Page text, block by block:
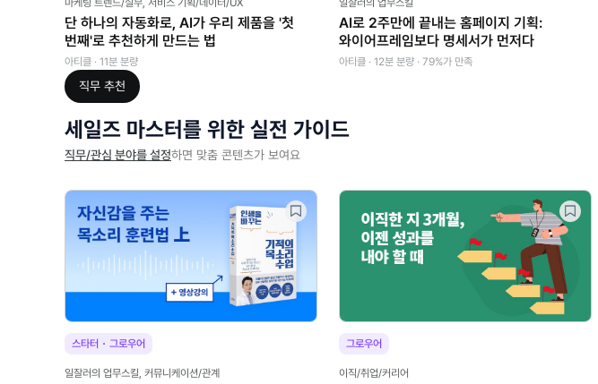
단 하나의 자동화로, AI가 우리 제품을 '첫
번째'로 추천하게 만드는 법
아티클 · 11분 분량
AI로 2주만에 끝내는 홈페이지 기획:
와이어프레임보다 명세서가 먼저다
아티클 · 12분 분량 · 79%가 만족
직무 추천
세일즈 마스터를 위한 실전 가이드
직무/관심 분야를 설정하면 맞춤 콘텐츠가 보여요
스타터 · 그로우어
일잘러의 업무스킬, 커뮤니케이션/관계
그로우어
이직/취업/커리어